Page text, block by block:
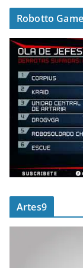
Robotto
Artes9